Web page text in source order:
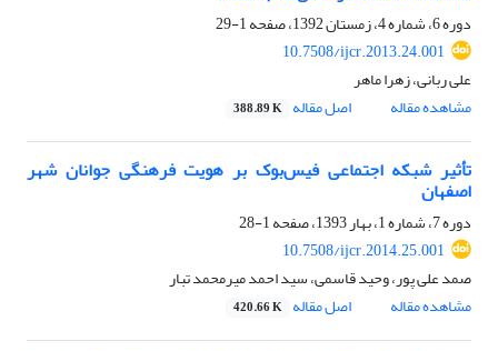
دوره 6، شماره 4، زمستان 1392، صفحه
1-29
10.7508/ijcr.2013.24.001
علی ربانی، زهرا ماهر
مشاهده مقاله
اصل مقاله 388.89 K
تأثیر شبکه اجتماعی فیس‌بوک بر هویت فرهنگی جوانان شهر
اصفهان
دوره 7، شماره 1، بهار 1393، صفحه
1-28
10.7508/ijcr.2014.25.001
صمد علی پور، وحید قاسمی، سید احمد میرمحمد تبار
مشاهده مقاله
اصل مقاله 420.66 K